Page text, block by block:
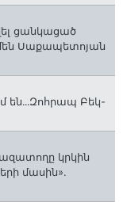
ցանկացած
Սաքապետոյան
Բեկ-
կրկին
մասին».